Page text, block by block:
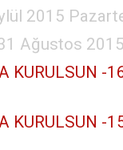
2015
Ağustos
KURULSUN -
KURULSUN -